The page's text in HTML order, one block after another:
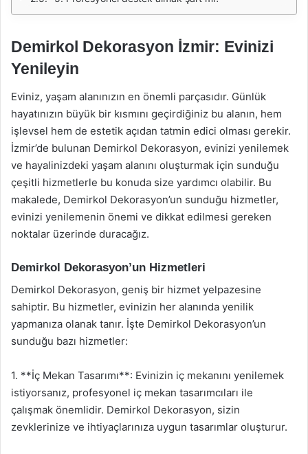
Demirkol Dekorasyon İzmir: Evinizi
Yenileyin
Eviniz, yaşam alanınızın en önemli parçasıdır. Günlük
hayatınızın büyük bir kısmını geçirdiğiniz bu alanın, hem
işlevsel hem de estetik açıdan tatmin edici olması gerekir.
İzmir’de bulunan Demirkol Dekorasyon, evinizi yenilemek
ve hayalinizdeki yaşam alanını oluşturmak için sunduğu
çeşitli hizmetlerle bu konuda size yardımcı olabilir. Bu
makalede, Demirkol Dekorasyon’un sunduğu hizmetler,
evinizi yenilemenin önemi ve dikkat edilmesi gereken
noktalar üzerinde duracağız.
Demirkol Dekorasyon’un Hizmetleri
Demirkol Dekorasyon, geniş bir hizmet yelpazesine
sahiptir. Bu hizmetler, evinizin her alanında yenilik
yapmanıza olanak tanır. İşte Demirkol Dekorasyon’un
sunduğu bazı hizmetler:
1. **İç Mekan Tasarımı**: Evinizin iç mekanını yenilemek
istiyorsanız, profesyonel iç mekan tasarımcıları ile
çalışmak önemlidir. Demirkol Dekorasyon, sizin
zevklerinize ve ihtiyaçlarınıza uygun tasarımlar oluşturur.